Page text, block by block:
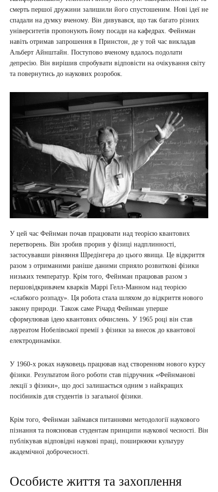
смерть першої дружини залишили його спустошеним. Нові ідеї не
спадали на думку вченому. Він дивувався, що так багато різних
університетів пропонують йому посади на кафедрах. Фейнман
навіть отримав запрошення в Принстон, де у той час викладав
Альберт Айнштайн. Поступово вченому вдалось подолати
депресію. Він вирішив спробувати відповісти на очікування світу
та повернутись до наукових розробок.
У цей час Фейнман почав працювати над теорією квантових
перетворень. Він зробив прорив у фізиці надплинності,
застосувавши рівняння Шредінгера до цього явища. Це відкриття
разом з отриманими раніше даними сприяло розвиткові фізики
низьких температур. Крім того, Фейнман працював разом з
першовідкривачем кварків Маррі Гелл-Манном над теорією
«слабкого розпаду». Ця робота стала шляхом до відкриття нового
закону природи. Також саме Річард Фейнман уперше
сформулював ідею квантових обчислень. У 1965 році він став
лауреатом Нобелівської премії з фізики за внесок до квантової
електродинаміки.
У 1960-х роках науковець працював над створенням нового курсу
фізики. Результатом його роботи став підручник «Фейнманові
лекції з фізики», що досі залишається одним з найкращих
посібників для студентів із загальної фізики.
Крім того, Фейнман займався питаннями методології наукового
пізнання та пояснював студентам принципи наукової чесності. Він
публікував відповідні наукові праці, поширюючи культуру
академічної доброчесності.
Особисте життя та захоплення